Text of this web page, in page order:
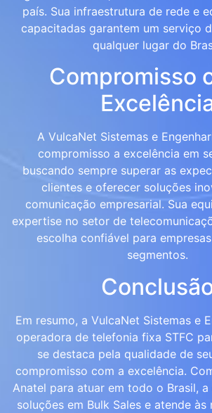
país. Sua infraestrutura de rede e
capacitadas garantem um serviço
qualquer lugar do
Compromisso
A VulcaNet Sistemas e
compromisso a excelência em
buscando sempre superar as
clientes e oferecer soluções
comunicação empresarial. Sua
expertise no setor de
escolha confiável para
segmentos.
Em resumo, a VulcaNet Sistemas e
operadora de telefonia fixa STFC
se destaca pela qualidade de
compromisso com a excelência.
Anatel para atuar em todo o Brasil,
soluções em Bulk Sales e atende às